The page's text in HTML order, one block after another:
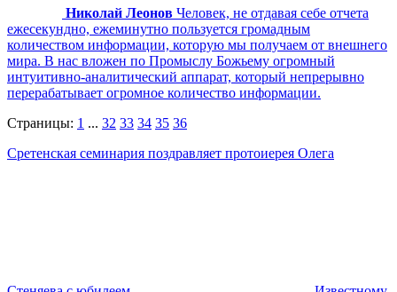
Николай Леонов Человек, не отдавая себе отчета
ежесекундно, ежеминутно пользуется громадным
количеством информации, которую мы получаем от внешнего
мира. В нас вложен по Промыслу Божьему огромный
интуитивно-аналитический аппарат, который непрерывно
перерабатывает огромное количество информации.
Страницы: 1 ... 32 33 34 35 36
Сретенская семинария поздравляет протоиерея Олега